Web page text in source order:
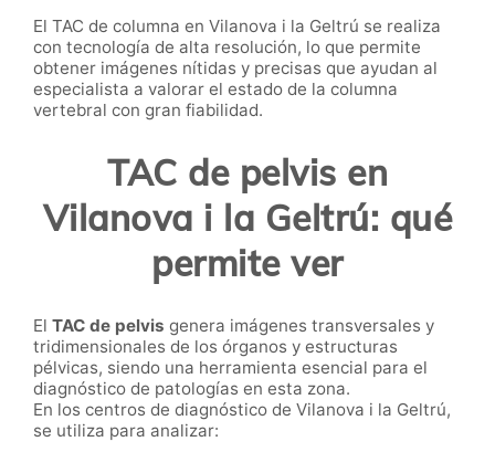
El TAC de columna en Vilanova i la Geltrú se realiza
con tecnología de alta resolución, lo que permite
obtener imágenes nítidas y precisas que ayudan al
especialista a valorar el estado de la columna
vertebral con gran fiabilidad.
TAC de pelvis en
Vilanova i la Geltrú: qué
permite ver
El TAC de pelvis genera imágenes transversales y
tridimensionales de los órganos y estructuras
pélvicas, siendo una herramienta esencial para el
diagnóstico de patologías en esta zona.
En los centros de diagnóstico de Vilanova i la Geltrú,
se utiliza para analizar: